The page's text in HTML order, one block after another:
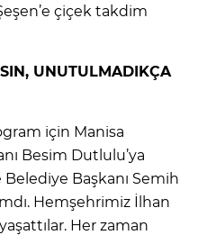
çiçek takdim
UNUTULMADIKÇA
için Manisa
Besim Dutlulu’ya
Başkanı Semih
Hemşehrimiz İlhan
Her zaman